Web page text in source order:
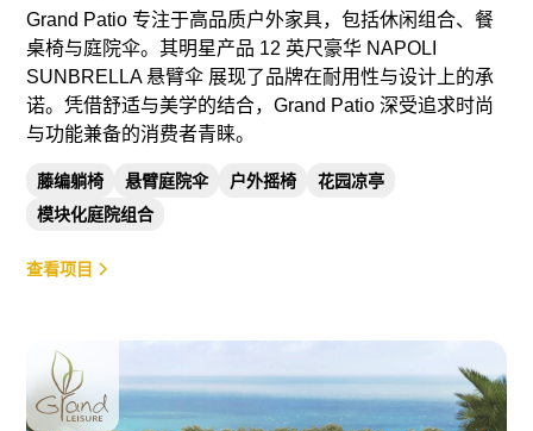
Grand Patio 专注于高品质户外家具，包括休闲组合、餐
桌椅与庭院伞。其明星产品 12 英尺豪华 NAPOLI
SUNBRELLA 悬臂伞 展现了品牌在耐用性与设计上的承
诺。凭借舒适与美学的结合，Grand Patio 深受追求时尚
与功能兼备的消费者青睐。
藤编躺椅 悬臂庭院伞 户外摇椅
花园凉亭
模块化庭院组合
查看项目